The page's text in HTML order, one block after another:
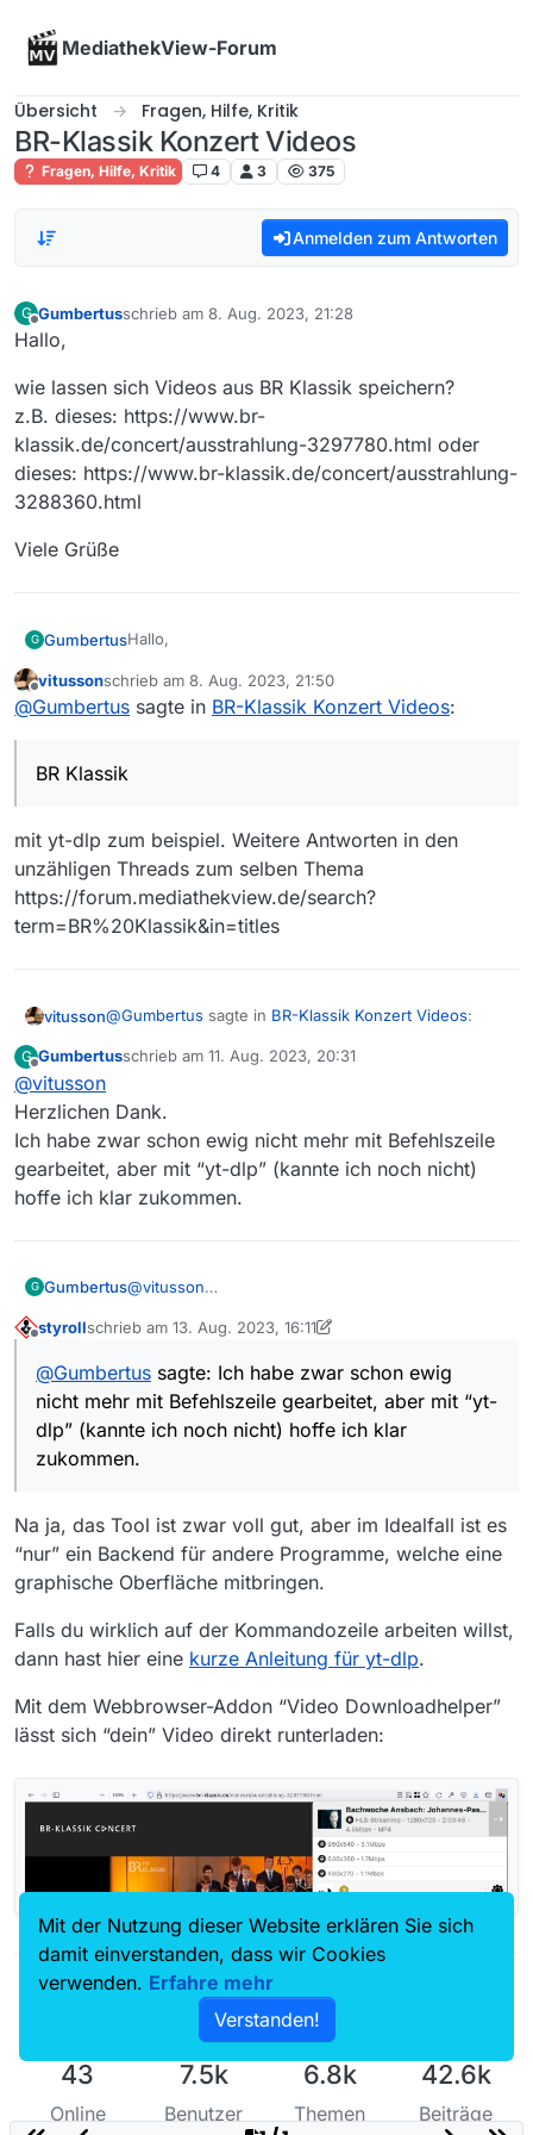
MediathekView-Forum
Übersicht Fragen, Hilfe, Kritik
BR-Klassik Konzert Videos
Fragen, Hilfe, Kritik 4 3 375
Anmelden zum Antworten
G
Offline
Gumbertusschrieb am 8. Aug. 2023, 21:28
zuletzt editiert von
Hallo,
wie lassen sich Videos aus BR Klassik speichern?
z.B. dieses: https://www.br-
klassik.de/concert/ausstrahlung-3297780.html oder
dieses: https://www.br-klassik.de/concert/ausstrahlung-
3288360.html
Viele Grüße
G GumbertusHallo,
wie lassen sich Videos aus BR Klassik speichern?
z.B. dieses: https://www.br-
klassik.de/concert/ausstrahlung-3288360.html
Offline
vitussonschrieb am 8. Aug. 2023, 21:50
zuletzt editiert von
@Gumbertus sagte in BR-Klassik Konzert Videos:
BR Klassik
mit yt-dlp zum beispiel. Weitere Antworten in den
unzähligen Threads zum selben Thema
https://forum.mediathekview.de/search?
term=BR%20Klassik&in=titles
vitusson@Gumbertus sagte in BR-Klassik Konzert Videos:
mit yt-dlp zum beispiel. Weitere Antworten in den
unzähligen Threads zum selben Thema
https://forum.mediathekview.de/search?
term=BR%20Klassik&in=titles
G
Offline
Gumbertusschrieb am 11. Aug. 2023, 20:31
zuletzt editiert von
@vitusson
Herzlichen Dank.
Ich habe zwar schon ewig nicht mehr mit Befehlszeile
gearbeitet, aber mit “yt-dlp” (kannte ich noch nicht)
hoffe ich klar zukommen.
G Gumbertus@vitusson
Ich habe zwar schon ewig nicht mehr mit
ich noch nicht) hoffe ich klar zukommen.
styrollschrieb am 13. Aug. 2023, 16:11
zuletzt editiert von styroll
@Gumbertus sagte: Ich habe zwar schon ewig
nicht mehr mit Befehlszeile gearbeitet, aber mit “yt-
dlp” (kannte ich noch nicht) hoffe ich klar
zukommen.
Na ja, das Tool ist zwar voll gut, aber im Idealfall ist es
“nur” ein Backend für andere Programme, welche eine
graphische Oberfläche mitbringen.
Falls du wirklich auf der Kommandozeile arbeiten willst,
dann hast hier eine kurze Anleitung für yt-dlp.
Mit dem Webbrowser-Addon “Video Downloadhelper”
lässt sich “dein” Video direkt runterladen:
43
Online
7.5k
Benutzer
6.8k
Themen
42.6k
Beiträge
Mit der Nutzung dieser Website erklären Sie sich
damit einverstanden, dass wir Cookies
verwenden. Erfahre mehr
Verstanden!